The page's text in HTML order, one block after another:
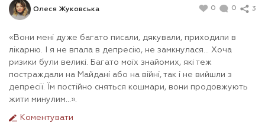
Олеся Жуковська 0 0 3
«Вони мені дуже багато писали, дякували, приходили в
лікарню. І я не впала в депресію, не замкнулася... Хоча
ризики були великі. Багато моїх знайомих, які теж
постраждали на Майдані або на війні, так і не вийшли з
депресії. Їм постійно сняться кошмари, вони продовжують
жити минулим…».
Коментувати